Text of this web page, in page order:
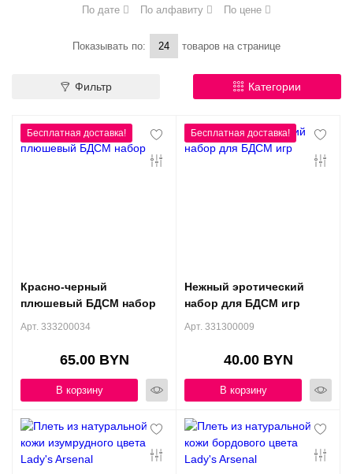
Скидочная система
Контакты
Конфиденциальность
Беспроцентная рассрочка
По дате По алфавиту По цене
Показывать по: товаров на странице
Фильтр Категории
Красно-черный
плюшевый БДСМ набор
Арт. 333200034
65.00 BYN
В корзину
Нежный эротический
набор для БДСМ игр
Арт. 331300009
40.00 BYN
В корзину